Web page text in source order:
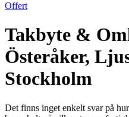
Offert
Takbyte &
Österåker,
Stockholm
Det finns inget enkelt svar på